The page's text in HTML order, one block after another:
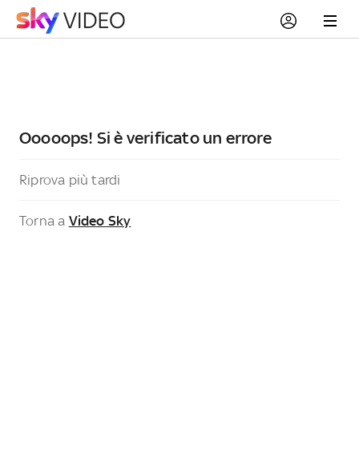
Ooooops! Si è verificato un errore
Riprova più tardi
Torna a Video Sky